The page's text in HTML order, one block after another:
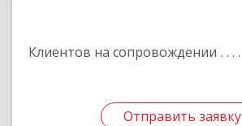
Клиентов на сопровождении
Отправить заявку
Отправить заявку